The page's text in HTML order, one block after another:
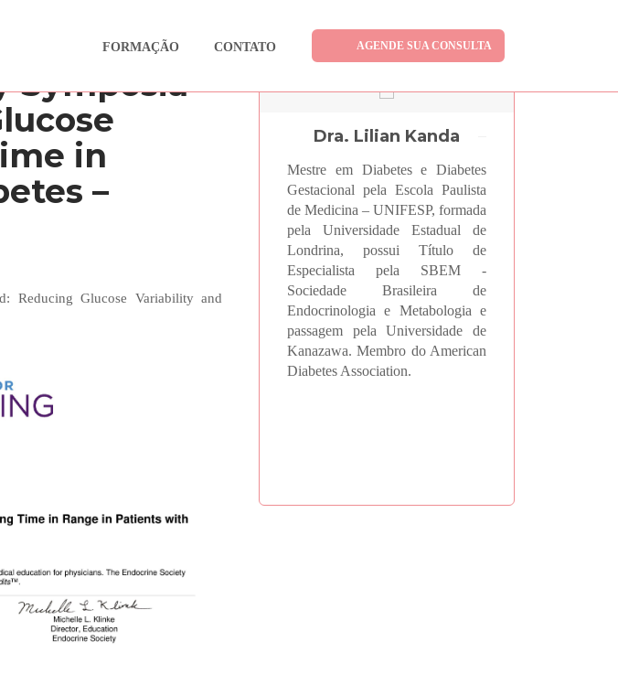
FORMAÇÃO CONTATO AGENDE SUA CONSULTA
Symposia
in
–
Reducing Glucose Variability and
Dra. Lilian Kanda
Mestre em Diabetes e Diabetes
Gestacional pela Escola Paulista
de Medicina – UNIFESP, formada
pela Universidade Estadual de
Londrina, possui Título de
Especialista pela SBEM -
Sociedade Brasileira de
Endocrinologia e Metabologia e
passagem pela Universidade de
Kanazawa. Membro do American
Diabetes Association.